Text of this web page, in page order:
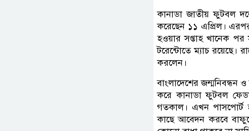
কানাডা জাতীয় ফুটবল
করেছেন ১১ এপ্রিল।
হওয়ার সপ্তাহ খানেক
টরেন্টোতে ম্যাচ রয়েছে।
করলেন।
বাংলাদেশের জন্মনিবন্ধন
করে কানাডা ফুটবল
গতকাল। এখন পাসপোর্ট
কাছে আবেদন করবে